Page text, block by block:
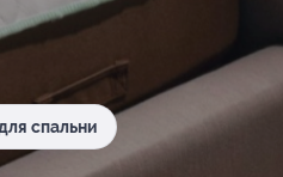
спальни